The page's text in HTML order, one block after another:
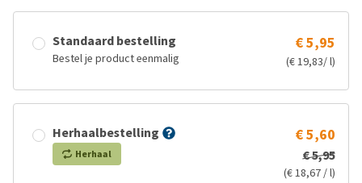
Standaard bestelling
Bestel je product eenmalig
€ 5,95
(€ 19,83/ l)
Herhaalbestelling
Herhaal
€ 5,60
€ 5,95
(€ 18,67 / l)